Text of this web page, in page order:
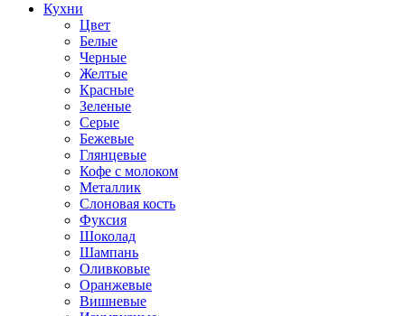
Кухни
Цвет
Белые
Черные
Желтые
Красные
Зеленые
Серые
Бежевые
Глянцевые
Кофе с молоком
Металлик
Слоновая кость
Фуксия
Шоколад
Шампань
Оливковые
Оранжевые
Вишневые